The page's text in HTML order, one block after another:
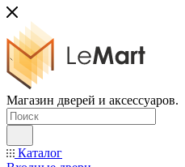
Магазин дверей и аксессуаров.
Каталог